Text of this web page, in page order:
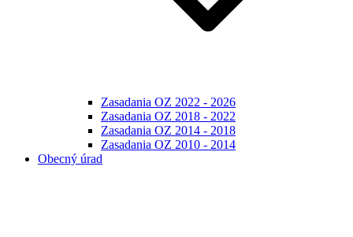
Zasadania OZ 2022 - 2026
Zasadania OZ 2018 - 2022
Zasadania OZ 2014 - 2018
Zasadania OZ 2010 - 2014
Obecný úrad